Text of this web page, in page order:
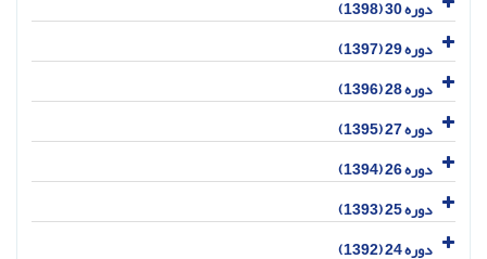
دوره 30 (1398)
دوره 29 (1397)
دوره 28 (1396)
دوره 27 (1395)
دوره 26 (1394)
دوره 25 (1393)
دوره 24 (1392)